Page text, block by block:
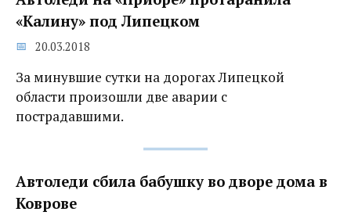
«Калину» под Липецком
20.03.2018
За минувшие сутки на дорогах Липецкой
области произошли две аварии с
пострадавшими.
Автоледи сбила бабушку во дворе дома в
Коврове